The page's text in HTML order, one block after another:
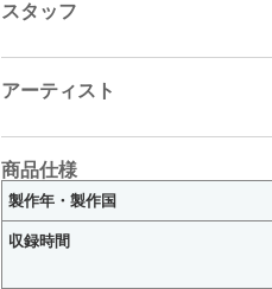
スタッフ
アーティスト
商品仕様
製作年・製作国
収録時間